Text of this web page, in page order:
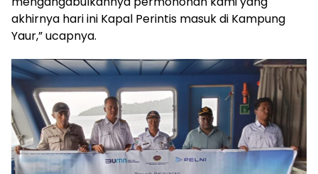
akhirnya hari ini Kapal Perintis masuk di Kampung
Yaur,” ucapnya.